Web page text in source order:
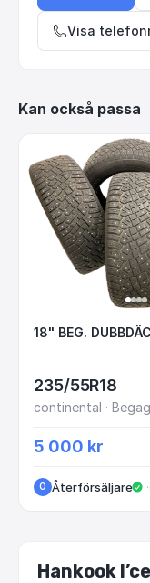
Visa
Kan också passa
18" BEG.
235/55R18
5 000 kr
O Återförsäljare ··
Hankook